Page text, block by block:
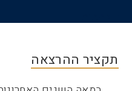
תקציר ההרצאה